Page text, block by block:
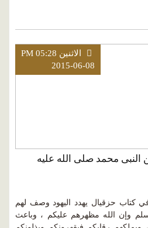
الاثنين PM 05:28
2015-06-08
محمد صلى الله عليه
في كتاب حزقيال يهدد اليهود وصف لهم
وإن الله مظهرهم عليكم ، وباعث